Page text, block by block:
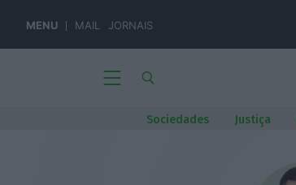
MENU MAIL JORNAIS
Sociedades Justiça